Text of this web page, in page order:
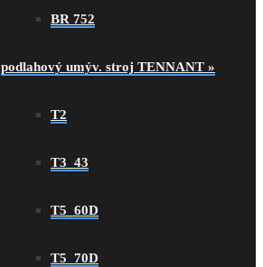
BR 752
podlahový umýv. stroj TENNANT »
T2
T3_43
T5_60D
T5_70D